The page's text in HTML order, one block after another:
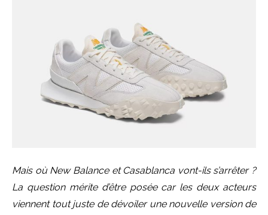
Mais où New Balance et Casablanca vont-ils s’arrêter ?
La question mérite d’être posée car les deux acteurs
viennent tout juste de dévoiler une nouvelle version de